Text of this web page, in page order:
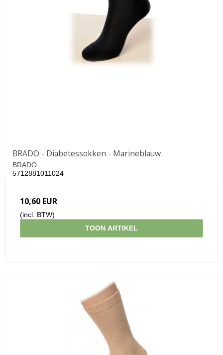
BRADO - Diabetessokken - Marineblauw
BRADO
5712881011024
10,60 EUR
(incl. BTW)
TOON ARTIKEL